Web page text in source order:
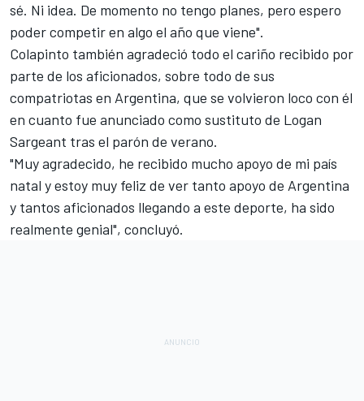
sé. Ni idea. De momento no tengo planes, pero espero
poder competir en algo el año que viene".
Colapinto también agradeció todo el cariño recibido por
parte de los aficionados, sobre todo de sus
compatriotas en Argentina, que se volvieron loco con él
en cuanto fue anunciado como sustituto de Logan
Sargeant tras el parón de verano.
"Muy agradecido, he recibido mucho apoyo de mi país
natal y estoy muy feliz de ver tanto apoyo de Argentina
y tantos aficionados llegando a este deporte, ha sido
realmente genial", concluyó.